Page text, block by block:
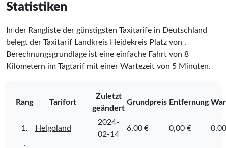
Statistiken
In der Rangliste der günstigsten Taxitarife in Deutschland
belegt der Taxitarif Landkreis Heidekreis Platz von .
Berechnungsgrundlage ist eine einfache Fahrt von 8
Kilometern im Tagtarif mit einer Wartezeit von 5 Minuten.
Rang Tarifort
Zuletzt
geändert
Grundpreis Entfernung
1. Helgoland
2024-
02-14
6,00 € 0,00 €